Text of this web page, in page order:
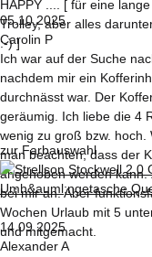
HAPPY .... [ für eine
Trolley, aber alles
:-) ]
05.10.2025
Carolin P
Ich war auf der Suche
nachdem mir ein
durchnässt war. Der
geräumig. Ich liebe die 4
wenig zu groß bzw.
man beachten, dass der
angehoben werden
bei mir an. Aber
Wochen Urlaub mit 5
und mitgemacht.
zur Farbauswahl
14.09.2025
Alexander A